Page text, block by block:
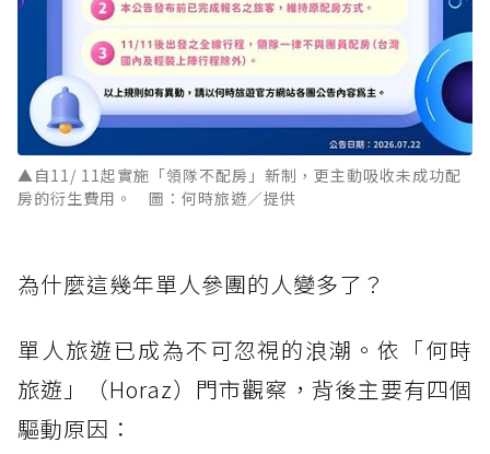
▲自11/ 11起實施「領隊不配房」新制，更主動吸收未成功配
房的衍生費用。 圖：何時旅遊／提供
為什麼這幾年單人參團的人變多了？
單人旅遊已成為不可忽視的浪潮。依「何時
旅遊」（Horaz）門市觀察，背後主要有四個
驅動原因：